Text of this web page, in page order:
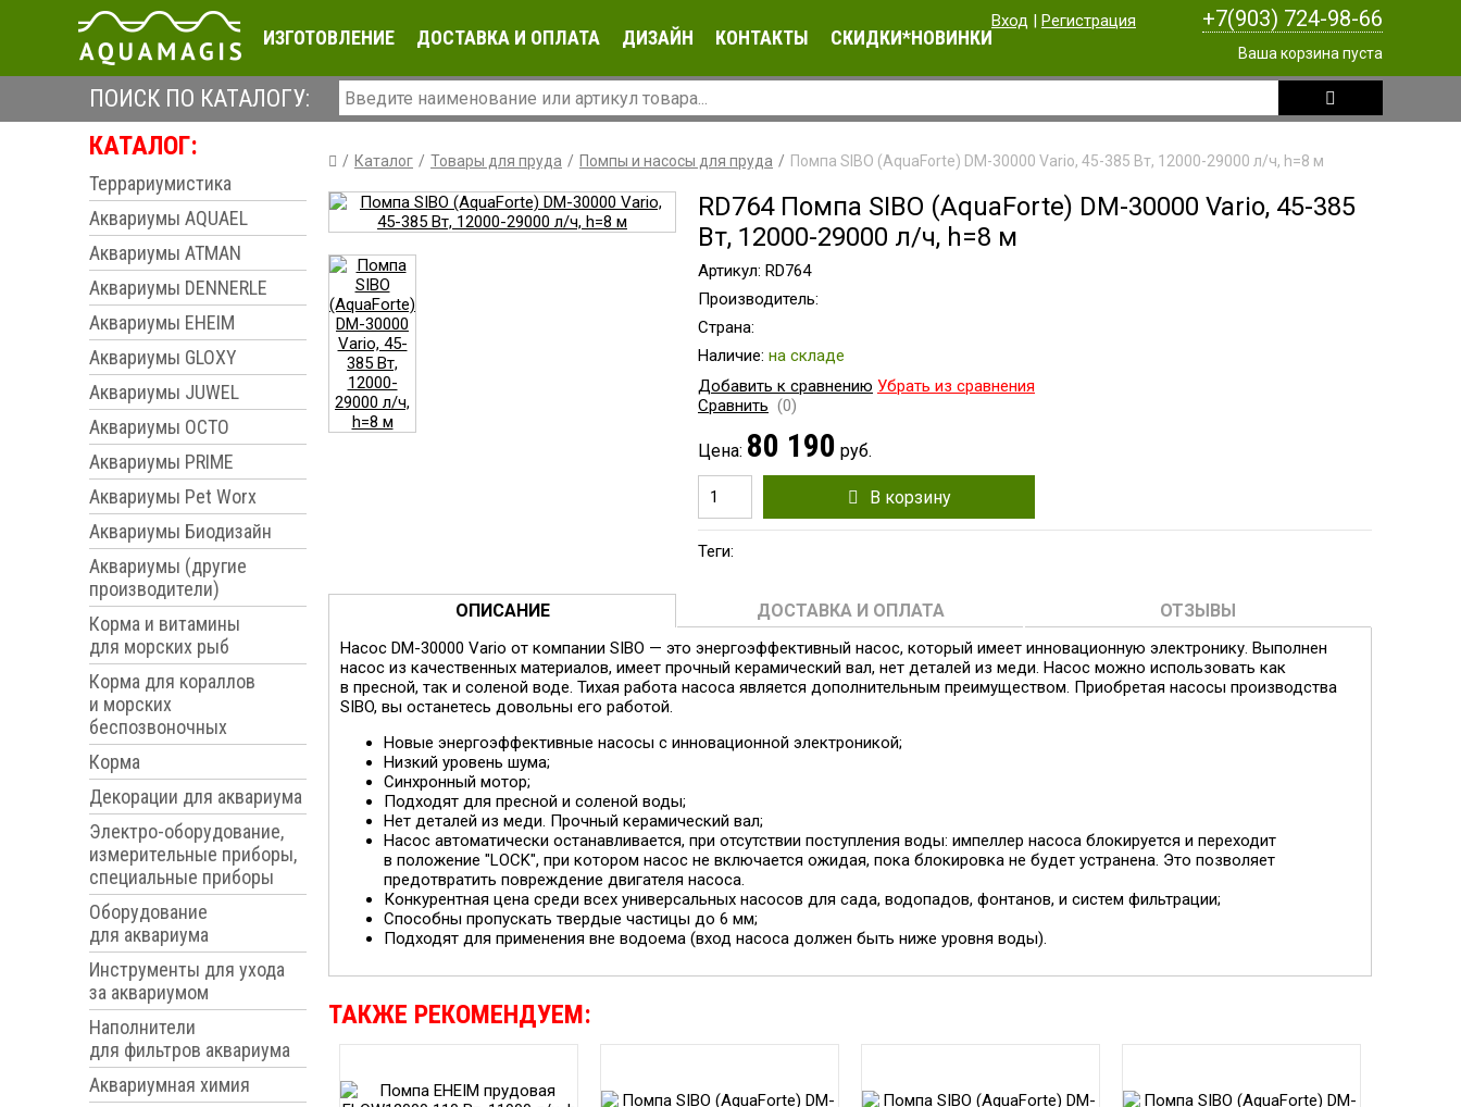
Вход | Регистрация +7(903) 724-98-66
Ваша корзина пуста
ИЗГОТОВЛЕНИЕ ДОСТАВКА И ОПЛАТА ДИЗАЙН КОНТАКТЫ СКИДКИ*НОВИНКИ
ПОИСК ПО КАТАЛОГУ:
КАТАЛОГ:
Террариумистика
Аквариумы AQUAEL
Аквариумы ATMAN
Аквариумы DENNERLE
Аквариумы EHEIM
Аквариумы GLOXY
Аквариумы JUWEL
Аквариумы OCTO
Аквариумы PRIME
Аквариумы Pet Worx
Аквариумы Биодизайн
Аквариумы (другие
производители)
Корма и витамины
для морских рыб
Корма для кораллов
и морских
беспозвоночных
Корма
Декорации для аквариума
Электро-оборудование,
измерительные приборы,
специальные приборы
Оборудование
для аквариума
Инструменты для ухода
за аквариумом
Наполнители
для фильтров аквариума
Аквариумная химия
Каталог Товары для пруда Помпы и насосы для пруда Помпа SIBO (AquaForte) DM-30000 Vario, 45-385 Вт, 12000-29000 л/ч, h=8 м
RD764 Помпа SIBO (AquaForte) DM-30000 Vario, 45-385
Вт, 12000-29000 л/ч, h=8 м
Артикул: RD764
Производитель:
Страна:
Наличие: на складе
Добавить к сравнению Убрать из сравнения
Сравнить (0)
Цена: 80 190 руб.
В корзину
Теги:
ОПИСАНИЕ ДОСТАВКА И ОПЛАТА ОТЗЫВЫ
Насос DM-30000 Vario от компании SIBO — это энергоэффективный насос, который имеет инновационную электронику. Выполнен
насос из качественных материалов, имеет прочный керамический вал, нет деталей из меди. Насос можно использовать как
в пресной, так и соленой воде. Тихая работа насоса является дополнительным преимуществом. Приобретая насосы производства
SIBO, вы останетесь довольны его работой.
Новые энергоэффективные насосы с инновационной электроникой;
Низкий уровень шума;
Синхронный мотор;
Подходят для пресной и соленой воды;
Нет деталей из меди. Прочный керамический вал;
Насос автоматически останавливается, при отсутствии поступления воды: импеллер насоса блокируется и переходит
в положение "LOCK", при котором насос не включается ожидая, пока блокировка не будет устранена. Это позволяет
предотвратить повреждение двигателя насоса.
Конкурентная цена среди всех универсальных насосов для сада, водопадов, фонтанов, и систем фильтрации;
Способны пропускать твердые частицы до 6 мм;
Подходят для применения вне водоема (вход насоса должен быть ниже уровня воды).
ТАКЖЕ РЕКОМЕНДУЕМ: